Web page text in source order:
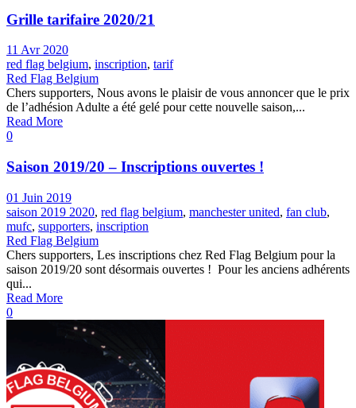
Grille tarifaire 2020/21
11 Avr 2020
red flag belgium, inscription, tarif
Red Flag Belgium
Chers supporters, Nous avons le plaisir de vous annoncer que le prix
de l’adhésion Adulte a été gelé pour cette nouvelle saison,...
Read More
0
Saison 2019/20 – Inscriptions ouvertes !
01 Juin 2019
saison 2019 2020, red flag belgium, manchester united, fan club,
mufc, supporters, inscription
Red Flag Belgium
Chers supporters, Les inscriptions chez Red Flag Belgium pour la
saison 2019/20 sont désormais ouvertes ! ​ Pour les anciens adhérents
qui...
Read More
0